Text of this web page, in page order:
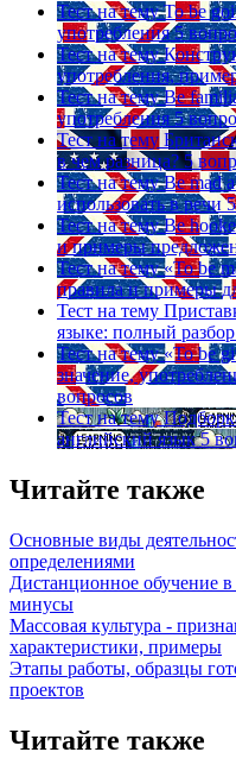
Тест на тему To be
употребления 5
Тест на тему
употребления,
Тест на тему Be
употребления 5
Тест на тему
в чем разница? 5
Тест на тему Be mad
использовать в речи
Тест на тему Be
и примеры
Тест на тему «To be
правила и примеры
Тест на тему
языке: полный
Тест на тему «To be
значение,
вопросов
Тест на тему
английский язык 5
Читайте также
Основные виды
определениями
Дистанционное обучение
минусы
Массовая культура -
характеристики, примеры
Этапы работы, образцы
проектов
Читайте также